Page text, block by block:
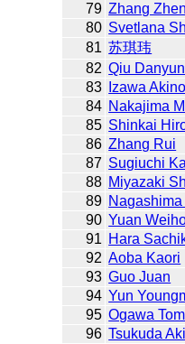
79 Zhang
80 Svetlana
81 苏琪玮
82 Qiu Danyun
83
Izawa Akino
84 Nakajima
85 Shinkai
86 Zhang Rui
87 Sugiuchi
88 Miyazaki
89
90 Yuan
91 Hara
92 Aoba Kaori
93 Guo Juan
94 Yun
95 Ogawa
96 Tsukuda